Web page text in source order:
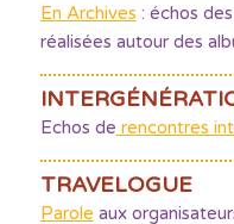
En Archives : échos
réalisées autour des
Echos de rencontres
TRAVELOGUE
Parole aux